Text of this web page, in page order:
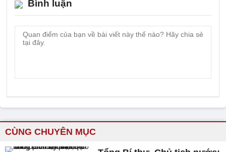
Bình luận
CÙNG CHUYÊN MỤC